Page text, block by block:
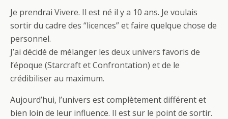
Je prendrai Vivere. Il est né il y a 10 ans. Je voulais
sortir du cadre des “licences” et faire quelque chose de
personnel.
J’ai décidé de mélanger les deux univers favoris de
l’époque (Starcraft et Confrontation) et de le
crédibiliser au maximum.
Aujourd’hui, l’univers est complètement différent et
bien loin de leur influence. Il est sur le point de sortir.